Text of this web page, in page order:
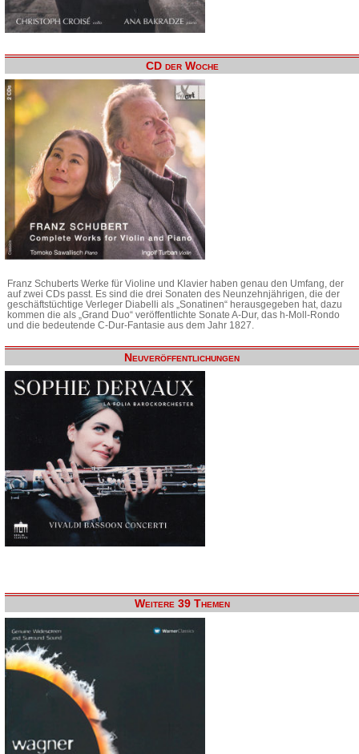
CD der Woche
Franz Schuberts Werke für Violine und Klavier haben genau den Umfang, der
auf zwei CDs passt. Es sind die drei Sonaten des Neunzehnjährigen, die der
geschäftstüchtige Verleger Diabelli als „Sonatinen“ herausgegeben hat, dazu
kommen die als „Grand Duo“ veröffentlichte Sonate A-Dur, das h-Moll-Rondo
und die bedeutende C-Dur-Fantasie aus dem Jahr 1827.
Neuveröffentlichungen
Weitere 39 Themen